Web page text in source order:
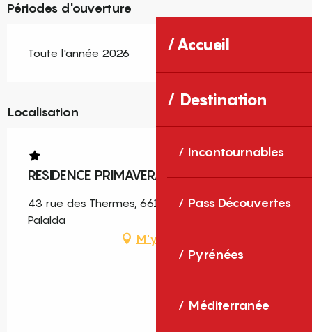
Accueil
Destination
Incontournables
Pass Découvertes
Pyrénées
Méditerranée
Périodes d'ouverture
Toute l'année 2026
Localisation
RESIDENCE PRIMAVERA 7
43 rue des Thermes, 66110 Amélie-les-Bains-
Palalda
M'y rendre